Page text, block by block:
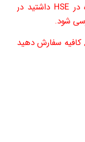
افزارهای مورد استفاده در HSE داشتید در
شود.
کافیه سفارش دهید